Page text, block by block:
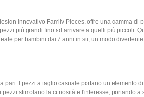
innovativo Family Pieces, offre una gamma di
più grandi fino ad arrivare a quelli più piccoli.
per bambini dai 7 anni in su, un modo
I pezzi a taglio casuale portano un elemento di
stimolano la curiosità e l'interesse, portando a